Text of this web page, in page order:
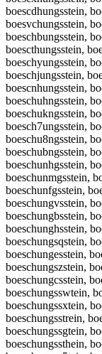
boescdhungsstein,
boesvchungsstein,
boeschbungsstein,
boescthungsstein,
boeschyungsstein,
boeschjungsstein,
boescnhungsstein,
boeschuhngsstein,
boeschukngsstein,
boesch7ungsstein,
boeschu8ngsstein,
boeschubngsstein,
boeschunhgsstein,
boeschunmgsstein,
boeschunfgsstein,
boeschungvsstein,
boeschungbsstein,
boeschunghsstein,
boeschungsqstein,
boeschungesstein,
boeschungszstein,
boeschungcsstein,
boeschungsswtein,
boeschungssxtein,
boeschungsstrein,
boeschungssgtein,
boeschungssthein,